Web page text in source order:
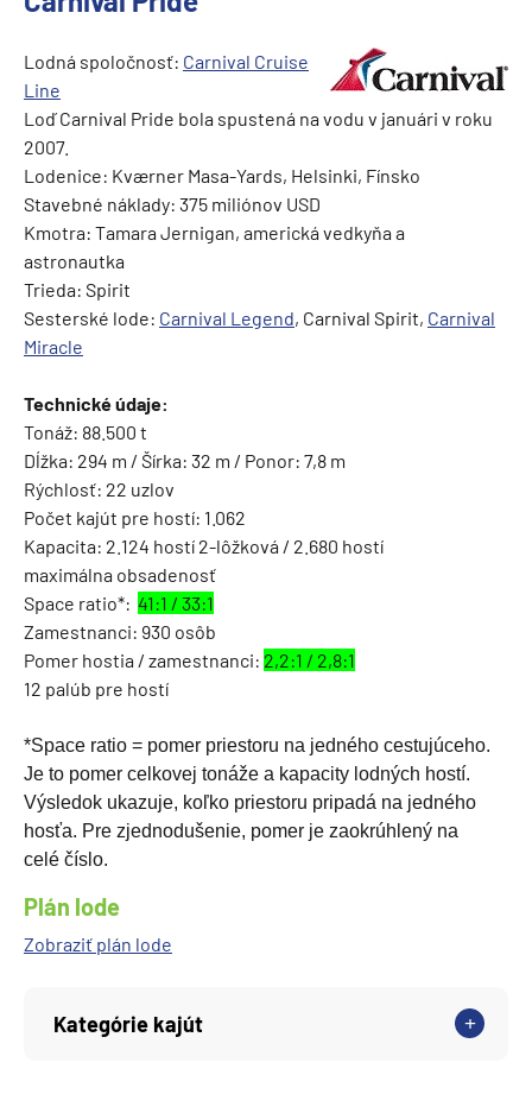
Lodná spoločnosť: Carnival Cruise
Line
Loď Carnival Pride bola spustená na vodu v januári v roku
2007.
Lodenice: Kværner Masa-Yards, Helsinki, Fínsko
Stavebné náklady: 375 miliónov USD
Kmotra: Tamara Jernigan, americká vedkyňa a
astronautka
Trieda: Spirit
Sesterské lode: Carnival Legend, Carnival Spirit, Carnival
Miracle
Technické údaje:
Tonáž: 88.500 t
Dĺžka: 294 m / Šírka: 32 m / Ponor: 7,8 m
Rýchlosť: 22 uzlov
Počet kajút pre hostí: 1.062
Kapacita: 2.124 hostí 2-lôžková / 2.680 hostí
maximálna obsadenosť
Space ratio*: 41:1 / 33:1
Zamestnanci: 930 osôb
Pomer hostia / zamestnanci: 2,2:1 / 2,8:1
12 palúb pre hostí
*Space ratio = pomer priestoru na jedného cestujúceho.
Je to pomer celkovej tonáže a kapacity lodných hostí.
Výsledok ukazuje, koľko priestoru pripadá na jedného
hosťa. Pre zjednodušenie, pomer je zaokrúhlený na
celé číslo.
Plán lode
Zobraziť plán lode
Kategórie kajút